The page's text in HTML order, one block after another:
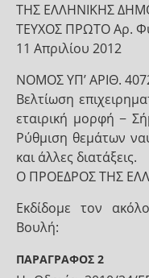
ΤΗΣ ΕΛΛΗΝΙΚΗΣ
ΤΕΥΧΟΣ ΠΡΩΤΟ Αρ.
11 Απριλίου 2012
NOMOΣ ΥΠ’ ΑΡΙΘ.
Βελτίωση
εταιρική μορφή −
Ρύθμιση θεμάτων
και άλλες διατάξεις.
Ο ΠΡΟΕΔΡΟΣ ΤΗΣ
Εκδίδομε τον
Βουλή:
ΠΑΡΑΓΡΑΦΟΣ 2